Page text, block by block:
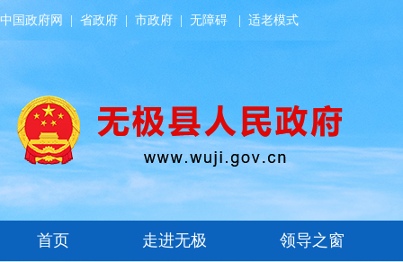
中国政府网 省政府 市政府 无障碍 适老模式